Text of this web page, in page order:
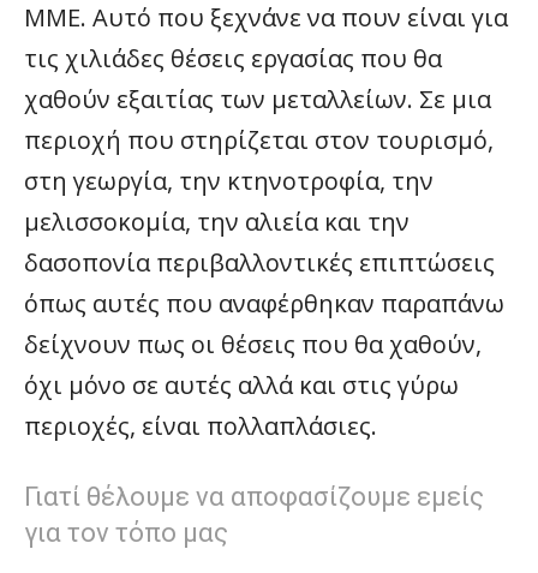
ΜΜΕ. Αυτό που ξεχνάνε να πουν είναι για
τις χιλιάδες θέσεις εργασίας που θα
χαθούν εξαιτίας των μεταλλείων. Σε μια
περιοχή που στηρίζεται στον τουρισμό,
στη γεωργία, την κτηνοτροφία, την
μελισσοκομία, την αλιεία και την
δασοπονία περιβαλλοντικές επιπτώσεις
όπως αυτές που αναφέρθηκαν παραπάνω
δείχνουν πως οι θέσεις που θα χαθούν,
όχι μόνο σε αυτές αλλά και στις γύρω
περιοχές, είναι πολλαπλάσιες.
Γιατί θέλουμε να αποφασίζουμε εμείς
για τον τόπο μας